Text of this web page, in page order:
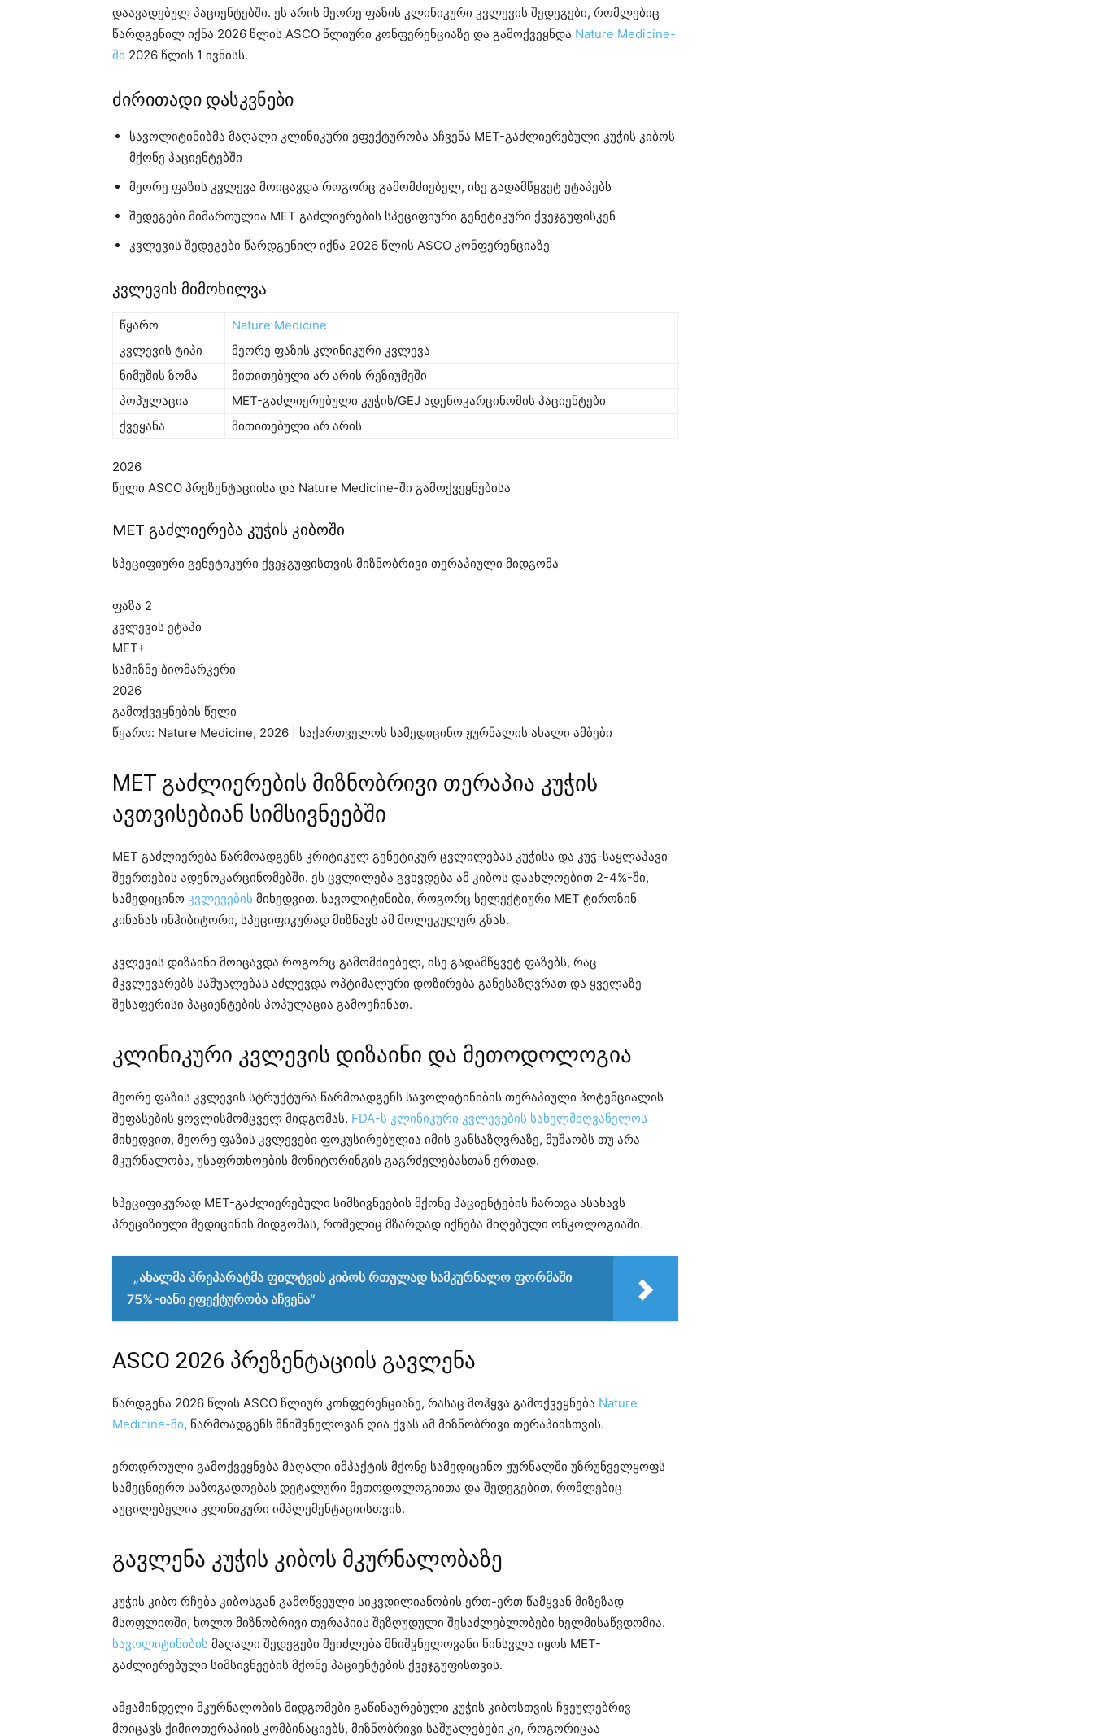
დაავადებულ პაციენტებში. ეს არის მეორე ფაზის კლინიკური კვლევის შედეგები, რომლებიც
წარდგენილ იქნა 2026 წლის ASCO წლიური კონფერენციაზე და გამოქვეყნდა Nature Medicine-
ში 2026 წლის 1 ივნისს.
ძირითადი დასკვნები
სავოლიტინიბმა მაღალი კლინიკური ეფექტურობა აჩვენა MET-გაძლიერებული კუჭის კიბოს
მქონე პაციენტებში
მეორე ფაზის კვლევა მოიცავდა როგორც გამომძიებელ, ისე გადამწყვეტ ეტაპებს
შედეგები მიმართულია MET გაძლიერების სპეციფიური გენეტიკური ქვეჯგუფისკენ
კვლევის შედეგები წარდგენილ იქნა 2026 წლის ASCO კონფერენციაზე
კვლევის მიმოხილვა
წყარო
Nature Medicine
კვლევის ტიპი
მეორე ფაზის კლინიკური კვლევა
ნიმუშის ზომა
მითითებული არ არის რეზიუმეში
პოპულაცია
MET-გაძლიერებული კუჭის/GEJ ადენოკარცინომის პაციენტები
ქვეყანა
მითითებული არ არის
2026
წელი ASCO პრეზენტაციისა და Nature Medicine-ში გამოქვეყნებისა
MET გაძლიერება კუჭის კიბოში
სპეციფიური გენეტიკური ქვეჯგუფისთვის მიზნობრივი თერაპიული მიდგომა
ფაზა 2
კვლევის ეტაპი
MET+
სამიზნე ბიომარკერი
2026
გამოქვეყნების წელი
წყარო: Nature Medicine, 2026 | საქართველოს სამედიცინო ჟურნალის ახალი ამბები
MET გაძლიერების მიზნობრივი თერაპია კუჭის
ავთვისებიან სიმსივნეებში
MET გაძლიერება წარმოადგენს კრიტიკულ გენეტიკურ ცვლილებას კუჭისა და კუჭ-საყლაპავი
შეერთების ადენოკარცინომებში. ეს ცვლილება გვხვდება ამ კიბოს დაახლოებით 2-4%-ში,
სამედიცინო კვლევების მიხედვით. სავოლიტინიბი, როგორც სელექტიური MET ტიროზინ
კინაზას ინჰიბიტორი, სპეციფიკურად მიზნავს ამ მოლეკულურ გზას.
კვლევის დიზაინი მოიცავდა როგორც გამომძიებელ, ისე გადამწყვეტ ფაზებს, რაც
მკვლევარებს საშუალებას აძლევდა ოპტიმალური დოზირება განესაზღვრათ და ყველაზე
შესაფერისი პაციენტების პოპულაცია გამოეჩინათ.
კლინიკური კვლევის დიზაინი და მეთოდოლოგია
მეორე ფაზის კვლევის სტრუქტურა წარმოადგენს სავოლიტინიბის თერაპიული პოტენციალის
შეფასების ყოვლისმომცველ მიდგომას. FDA-ს კლინიკური კვლევების სახელმძღვანელოს
მიხედვით, მეორე ფაზის კვლევები ფოკუსირებულია იმის განსაზღვრაზე, მუშაობს თუ არა
მკურნალობა, უსაფრთხოების მონიტორინგის გაგრძელებასთან ერთად.
სპეციფიკურად MET-გაძლიერებული სიმსივნეების მქონე პაციენტების ჩართვა ასახავს
პრეციზიული მედიცინის მიდგომას, რომელიც მზარდად იქნება მიღებული ონკოლოგიაში.
„ახალმა პრეპარატმა ფილტვის კიბოს რთულად სამკურნალო ფორმაში
75%-იანი ეფექტურობა აჩვენა“
ASCO 2026 პრეზენტაციის გავლენა
წარდგენა 2026 წლის ASCO წლიურ კონფერენციაზე, რასაც მოჰყვა გამოქვეყნება Nature
Medicine-ში, წარმოადგენს მნიშვნელოვან ღია ქვას ამ მიზნობრივი თერაპიისთვის.
ერთდროული გამოქვეყნება მაღალი იმპაქტის მქონე სამედიცინო ჟურნალში უზრუნველყოფს
სამეცნიერო საზოგადოებას დეტალური მეთოდოლოგიითა და შედეგებით, რომლებიც
აუცილებელია კლინიკური იმპლემენტაციისთვის.
გავლენა კუჭის კიბოს მკურნალობაზე
კუჭის კიბო რჩება კიბოსგან გამოწვეული სიკვდილიანობის ერთ-ერთ წამყვან მიზეზად
მსოფლიოში, ხოლო მიზნობრივი თერაპიის შეზღუდული შესაძლებლობები ხელმისაწვდომია.
სავოლიტინიბის მაღალი შედეგები შეიძლება მნიშვნელოვანი წინსვლა იყოს MET-
გაძლიერებული სიმსივნეების მქონე პაციენტების ქვეჯგუფისთვის.
ამჟამინდელი მკურნალობის მიდგომები გაწინაურებული კუჭის კიბოსთვის ჩვეულებრივ
მოიცავს ქიმიოთერაპიის კომბინაციებს, მიზნობრივი საშუალებები კი, როგორიცაა